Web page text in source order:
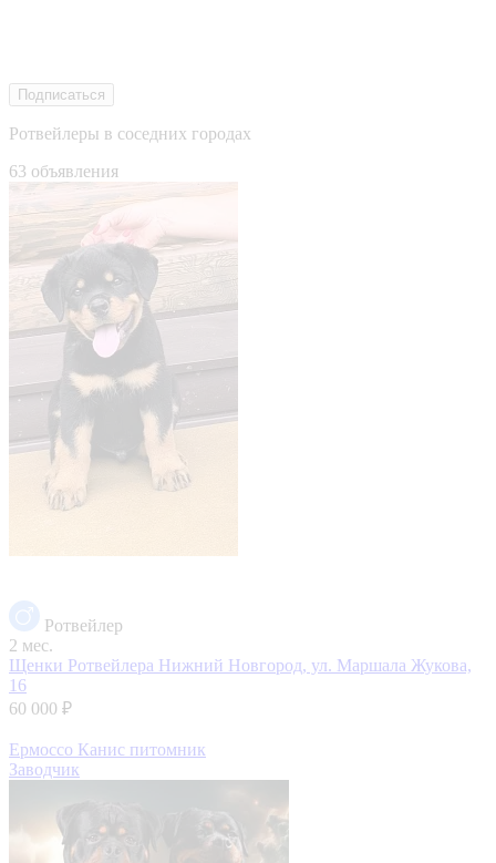
Подписаться
Ротвейлеры в соседних городах
63 объявления
Ротвейлер
2 мес.
Щенки Ротвейлера Нижний Новгород, ул. Маршала Жукова,
16
60 000 ₽
Ермоссо Канис питомник
Заводчик